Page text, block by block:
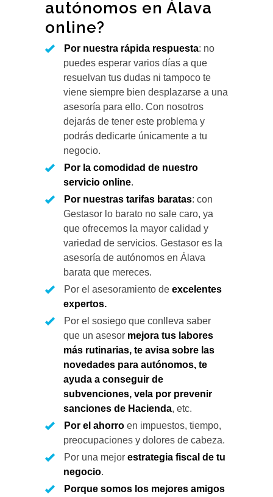
autónomos en Álava
online?
Por nuestra rápida respuesta: no
puedes esperar varios días a que
resuelvan tus dudas ni tampoco te
viene siempre bien desplazarse a una
asesoría para ello. Con nosotros
dejarás de tener este problema y
podrás dedicarte únicamente a tu
negocio.
Por la comodidad de nuestro
servicio online.
Por nuestras tarifas baratas: con
Gestasor lo barato no sale caro, ya
que ofrecemos la mayor calidad y
variedad de servicios. Gestasor es la
asesoría de autónomos en Álava
barata que mereces.
Por el asesoramiento de excelentes
expertos.
Por el sosiego que conlleva saber
que un asesor mejora tus labores
más rutinarias, te avisa sobre las
novedades para autónomos, te
ayuda a conseguir de
subvenciones, vela por prevenir
sanciones de Hacienda, etc.
Por el ahorro en impuestos, tiempo,
preocupaciones y dolores de cabeza.
Por una mejor estrategia fiscal de tu
negocio.
Porque somos los mejores amigos